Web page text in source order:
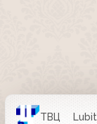
ТВЦ